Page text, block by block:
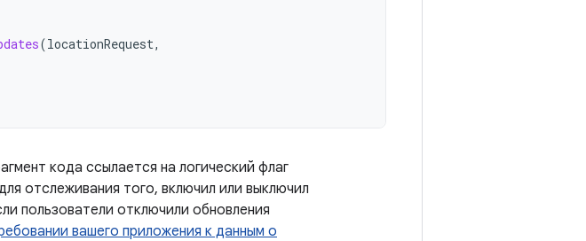
(locationRequest,
кода ссылается на логический флаг
отслеживания того, включил или выключил
пользователи отключили обновления
вашего приложения к данным о